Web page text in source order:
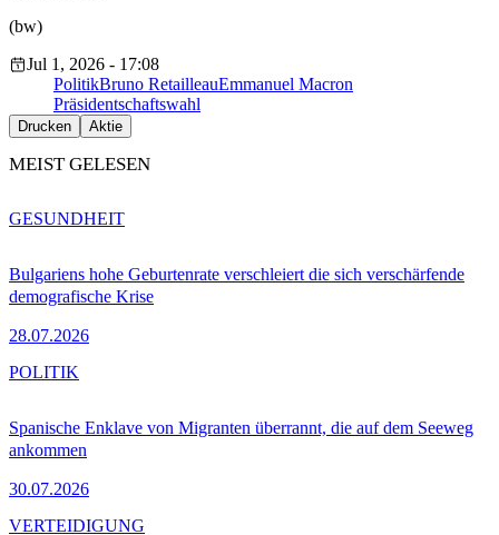
(bw)
Jul 1, 2026 - 17:08
PolitikBruno RetailleauEmmanuel Macron
Präsidentschaftswahl
Drucken Aktie
MEIST GELESEN
Bulgariens hohe Geburtenrate verschleiert die sich verschärfende
demografische Krise
28.07.2026
GESUNDHEIT
Spanische Enklave von Migranten überrannt, die auf dem Seeweg
ankommen
30.07.2026
POLITIK
VERTEIDIGUNG